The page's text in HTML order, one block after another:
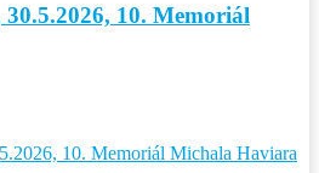
10. Memoriál